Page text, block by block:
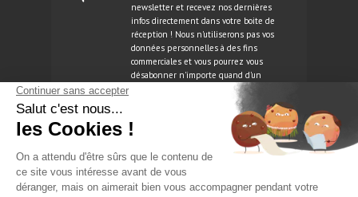
newsletter et recevez nos dernières
infos directement dans votre boite de
réception ! Nous n'utiliserons pas vos
données personnelles à des fins
commerciales et vous pourrez vous
désabonner n'importe quand d'un
NEWSLETTER